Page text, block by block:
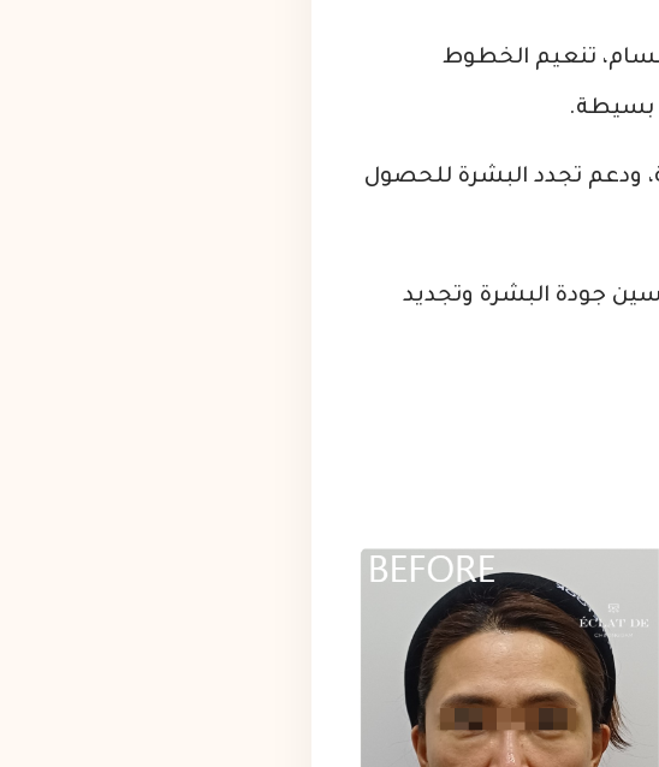
تنعيم الخطوط
بسيطة.
ودعم تجدد البشرة للحصول
جودة البشرة وتجديد